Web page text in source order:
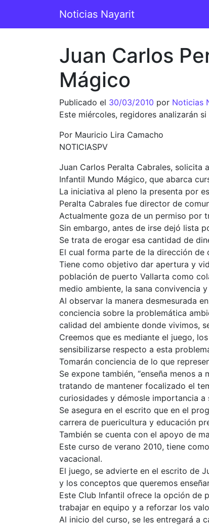
Navegación principal
Noticias Nayarit
Juan Carlos
Mágico
Publicado el 30/03/2010 por Noticias
Este miércoles, regidores analizarán
Por Mauricio Lira Camacho
NOTICIASPV
Juan Carlos Peralta Cabrales, solicita
Infantil Mundo Mágico, que abarca
La iniciativa al pleno la presenta por
Peralta Cabrales fue director de
Actualmente goza de un permiso por
Sin embargo, antes de irse dejó lista
Se trata de erogar esa cantidad de
El cual forma parte de la dirección de
Tiene como objetivo dar apertura y
población de puerto Vallarta como
medio ambiente, la sana convivencia
Al observar la manera desmesurada
conciencia sobre la problemática
calidad del ambiente donde vivimos,
Creemos que es mediante el juego,
sensibilizarse respecto a esta
Tomarán conciencia de lo que
Se expone también, “enseña menos
tratando de mantener focalizado el
curiosidades y démosle importancia a
Se asegura en el escrito que en el
carrera de puericultura y educación
También se cuenta con el apoyo de
Este curso de verano 2010, tiene
vacacional.
El juego, se advierte en el escrito de
y los conceptos que queremos
Este Club Infantil ofrece la opción de
trabajar en equipo y a reforzar los
Al inicio del curso, se les entregará a